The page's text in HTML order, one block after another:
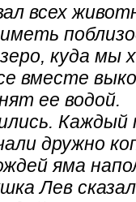
всех
куда мы
вместе
ее водой.
дружно
яма
Лев